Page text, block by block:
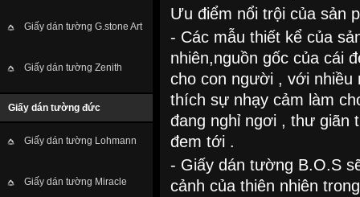
Giấy dán tường G.stone Art
Giấy dán tường Zenith
Giấy dán tường đức
Giấy dán tường Lohmann
Giấy dán tường Miracle
Ưu điểm nổi trội của sản
- Các mẫu thiết kể của
nhiên,nguồn gốc của cái
cho con người , với
thích sự nhạy cảm làm
đang nghỉ ngơi , thư giãn
đem tới .
- Giấy dán tường B.O.S
cảnh của thiên nhiên